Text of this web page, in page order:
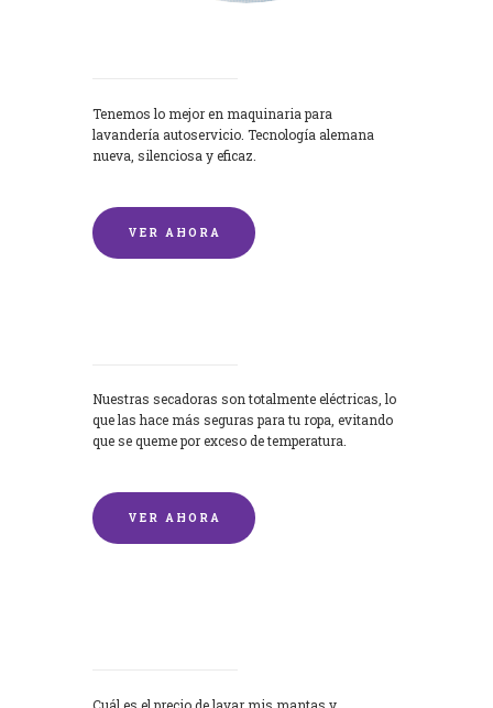
Tenemos lo mejor en maquinaria para
lavandería autoservicio. Tecnología alemana
nueva, silenciosa y eficaz.
VER AHORA
Nuestras secadoras son totalmente eléctricas, lo
que las hace más seguras para tu ropa, evitando
que se queme por exceso de temperatura.
VER AHORA
Cuál es el precio de lavar mis mantas y